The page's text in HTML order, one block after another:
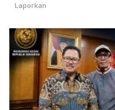
Laporkan